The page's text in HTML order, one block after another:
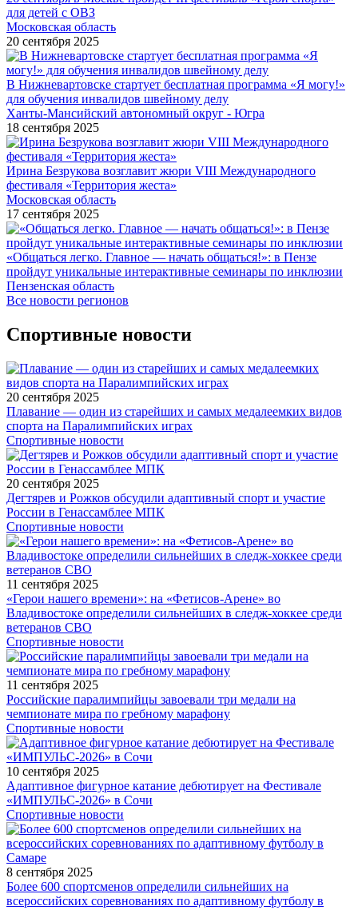
для детей с ОВЗ
Московская область
20 сентября 2025
В Нижневартовске стартует бесплатная программа «Я могу!»
для обучения инвалидов швейному делу
Ханты-Мансийский автономный округ - Югра
18 сентября 2025
Ирина Безрукова возглавит жюри VIII Международного
фестиваля «Территория жеста»
Московская область
17 сентября 2025
«Общаться легко. Главное — начать общаться!»: в Пензе
пройдут уникальные интерактивные семинары по инклюзии
Пензенская область
Все новости регионов
Спортивные новости
20 сентября 2025
Плавание — один из старейших и самых медалеемких видов
спорта на Паралимпийских играх
Спортивные новости
20 сентября 2025
Дегтярев и Рожков обсудили адаптивный спорт и участие
России в Генассамблее МПК
Спортивные новости
11 сентября 2025
«Герои нашего времени»: на «Фетисов-Арене» во
Владивостоке определили сильнейших в следж-хоккее среди
ветеранов СВО
Спортивные новости
11 сентября 2025
Российские паралимпийцы завоевали три медали на
чемпионате мира по гребному марафону
Спортивные новости
10 сентября 2025
Адаптивное фигурное катание дебютирует на Фестивале
«ИМПУЛЬС-2026» в Сочи
Спортивные новости
8 сентября 2025
Более 600 спортсменов определили сильнейших на
всероссийских соревнованиях по адаптивному футболу в